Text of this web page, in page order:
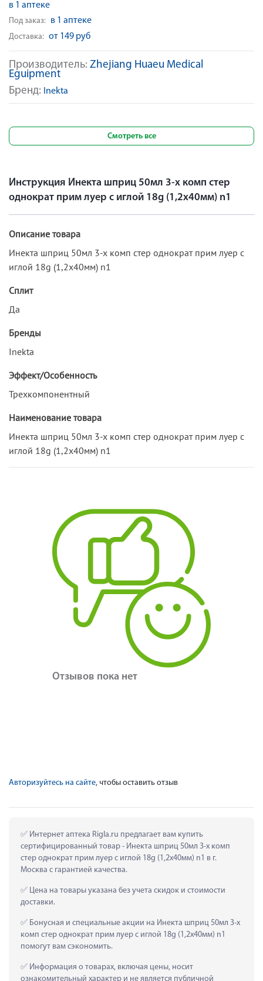
Производитель: Zhejiang Huaeu Medical
Eguipment
Бренд:
Inekta
в 1 аптеке
Под заказ: в 1 аптеке
Доставка: от 149 руб
Смотреть все
Инструкция Инекта шприц 50мл 3-х комп стер
однократ прим луер c иглой 18g (1,2х40мм) n1
Описание товара
Инекта шприц 50мл 3-х комп стер однократ прим луер c
иглой 18g (1,2х40мм) n1
Сплит
Да
Бренды
Inekta
Эффект/Особенность
Трехкомпонентный
Наименование товара
Инекта шприц 50мл 3-х комп стер однократ прим луер c
иглой 18g (1,2х40мм) n1
Отзывов пока нет
Авторизуйтесь на сайте, чтобы оставить отзыв
Интернет аптека Rigla.ru предлагает вам купить
сертифицированный товар - Инекта шприц 50мл 3-х комп
стер однократ прим луер c иглой 18g (1,2х40мм) n1 в г.
Москва с гарантией качества.
Цена на товары указана без учета скидок и стоимости
доставки.
Бонусная и специальные акции на Инекта шприц 50мл 3-х
комп стер однократ прим луер c иглой 18g (1,2х40мм) n1
помогут вам сэкономить.
Информация о товарах, включая цены, носит
ознакомительный характер и не является публичной